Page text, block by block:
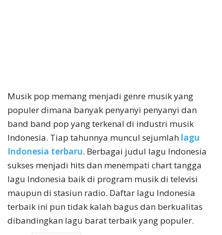
Musik pop memang menjadi genre musik yang
populer dimana banyak penyanyi penyanyi dan
band band pop yang terkenal di industri musik
Indonesia. Tiap tahunnya muncul sejumlah lagu
Indonesia terbaru. Berbagai judul lagu Indonesia
sukses menjadi hits dan menempati chart tangga
lagu Indonesia baik di program musik di televisi
maupun di stasiun radio. Daftar lagu Indonesia
terbaik ini pun tidak kalah bagus dan berkualitas
dibandingkan lagu barat terbaik yang populer.